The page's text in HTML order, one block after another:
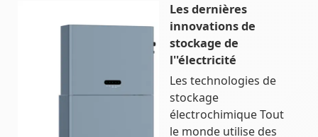
Les dernières
innovations de
stockage de
l''électricité
Les technologies de
stockage
électrochimique Tout
le monde utilise des